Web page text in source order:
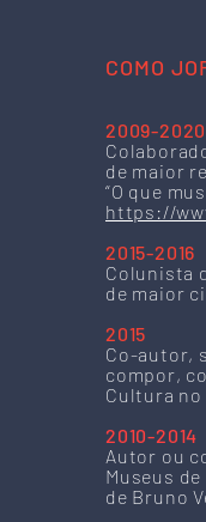
COMO
2009-2020
de maior
“O que
https://
2015-2016
Colunista
de maior
2015
Co-autor,
compor,
Cultura
2010-2014
Autor ou
Museus
de Bruno